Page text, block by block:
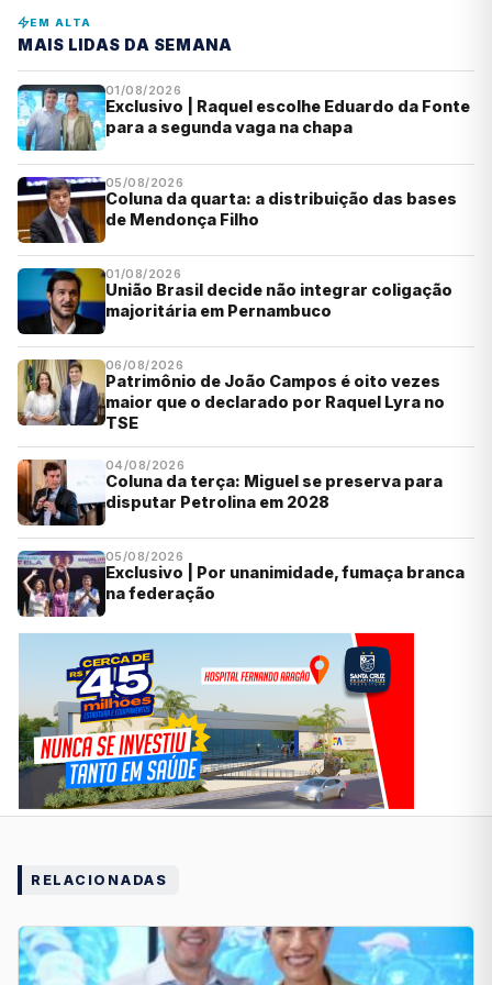
EM ALTA
MAIS LIDAS DA SEMANA
01/08/2026
Exclusivo | Raquel escolhe Eduardo da Fonte
para a segunda vaga na chapa
05/08/2026
Coluna da quarta: a distribuição das bases
de Mendonça Filho
01/08/2026
União Brasil decide não integrar coligação
majoritária em Pernambuco
06/08/2026
Patrimônio de João Campos é oito vezes
maior que o declarado por Raquel Lyra no
TSE
04/08/2026
Coluna da terça: Miguel se preserva para
disputar Petrolina em 2028
05/08/2026
Exclusivo | Por unanimidade, fumaça branca
na federação
RELACIONADAS